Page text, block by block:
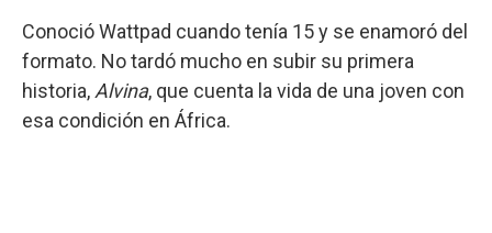
Conoció Wattpad cuando tenía 15 y se enamoró del
formato. No tardó mucho en subir su primera
historia, Alvina, que cuenta la vida de una joven con
esa condición en África.